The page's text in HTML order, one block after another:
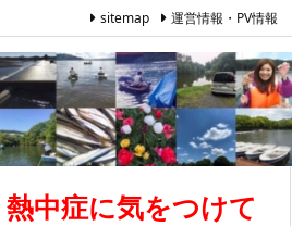
sitemap 運営情報・PV情報
中症に気をつけて